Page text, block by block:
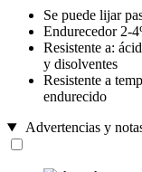
Se puede lijar
Endurecedor 2-
Resistente a:
y disolventes
Resistente a
endurecido
Advertencias y